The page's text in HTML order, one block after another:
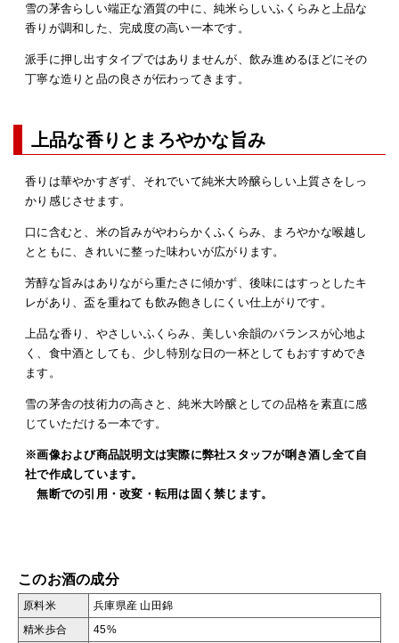
雪の茅舎らしい端正な酒質の中に、純米らしいふくらみと上品な
香りが調和した、完成度の高い一本です。
派手に押し出すタイプではありませんが、飲み進めるほどにその
丁寧な造りと品の良さが伝わってきます。
上品な香りとまろやかな旨み
香りは華やかすぎず、それでいて純米大吟醸らしい上質さをしっ
かり感じさせます。
口に含むと、米の旨みがやわらかくふくらみ、まろやかな喉越し
とともに、きれいに整った味わいが広がります。
芳醇な旨みはありながら重たさに傾かず、後味にはすっとしたキ
レがあり、盃を重ねても飲み飽きしにくい仕上がりです。
上品な香り、やさしいふくらみ、美しい余韻のバランスが心地よ
く、食中酒としても、少し特別な日の一杯としてもおすすめでき
ます。
雪の茅舎の技術力の高さと、純米大吟醸としての品格を素直に感
じていただける一本です。
※画像および商品説明文は実際に弊社スタッフが唎き酒し全て自
社で作成しています。
無断での引用・改変・転用は固く禁じます。
このお酒の成分
原料米 兵庫県産 山田錦
精米歩合 45%